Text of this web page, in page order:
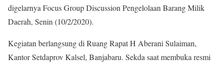
digelarnya Focus Group Discussion Pengelolaan Barang Milik
Daerah, Senin (10/2/2020).
Kegiatan berlangsung di Ruang Rapat H Aberani Sulaiman,
Kantor Setdaprov Kalsel, Banjabaru. Sekda saat membuka resmi